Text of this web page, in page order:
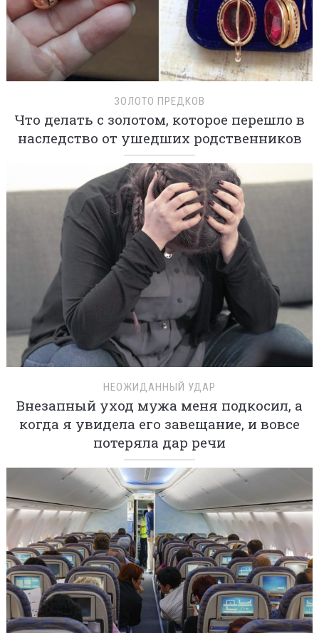
ЗОЛОТО ПРЕДКОВ
Что делать с золотом, которое перешло в
наследство от ушедших родственников
НЕОЖИДАННЫЙ УДАР
Внезапный уход мужа меня подкосил, а
когда я увидела его завещание, и вовсе
потеряла дар речи